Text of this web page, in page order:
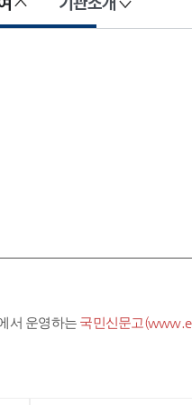
서 운영하는 국민신문고